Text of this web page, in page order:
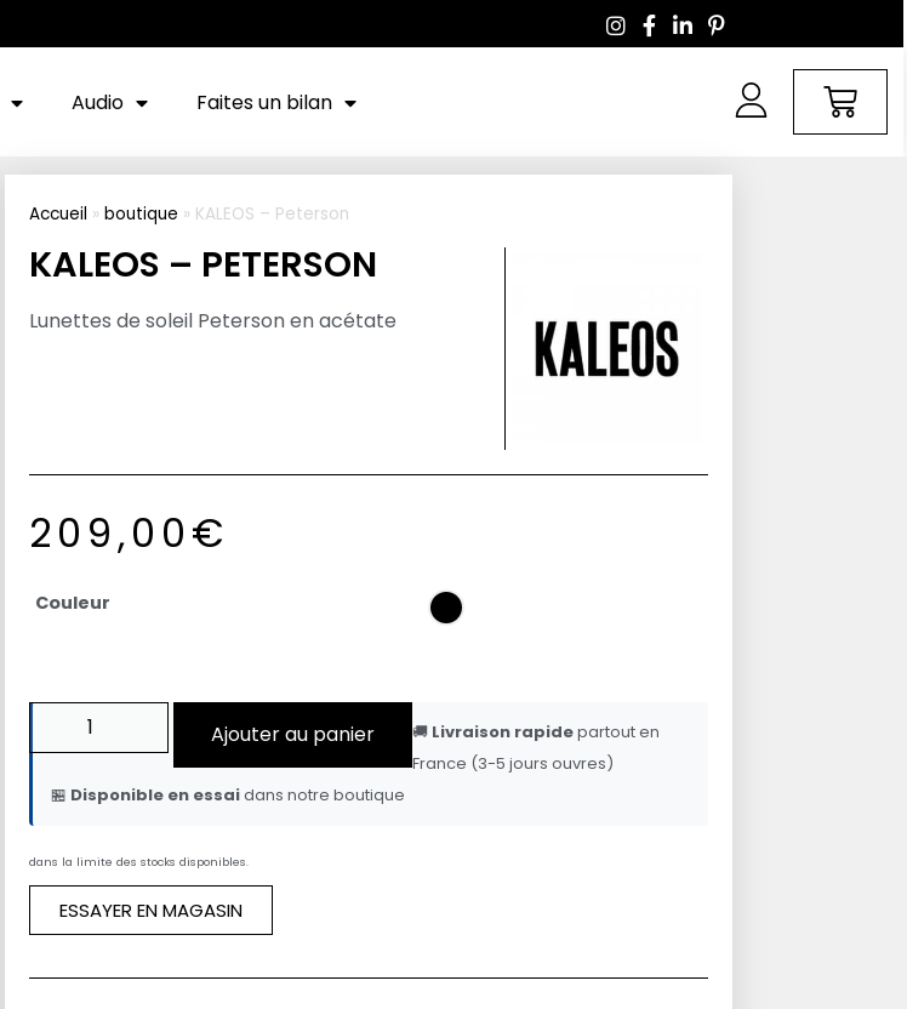
Audio Faites un bilan
Accueil » boutique » KALEOS – Peterson
KALEOS – PETERSON
Lunettes de soleil Peterson en acétate
209,00€
Couleur
Ajouter au panier 🚚 Livraison rapidepartout en
France (3-5 jours ouvres)
🏪 Disponible en essaidans notre boutique
dans la limite des stocks disponibles.
ESSAYER EN MAGASIN